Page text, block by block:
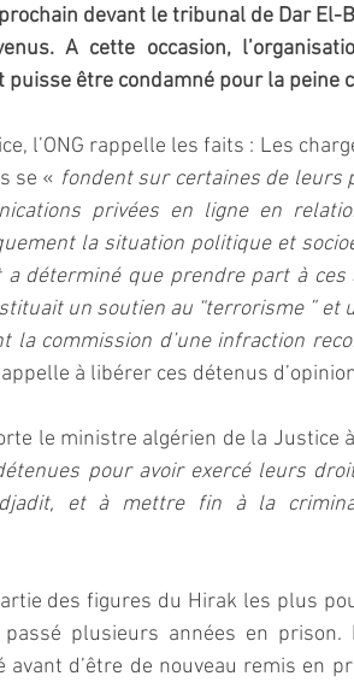
devant le tribunal de Dar El-
A cette occasion,
être condamné pour la peine
l’ONG rappelle les faits : Les
se « fondent sur certaines de leurs
privées en ligne en
la situation politique et
a déterminé que prendre part à ces
un soutien au “terrorisme ” et
la commission d’une infraction
à libérer ces détenus
le ministre algérien de la Justice
pour avoir exercé leurs
et à mettre fin à la
des figures du Hirak les plus
plusieurs années en prison.
d’être de nouveau remis en